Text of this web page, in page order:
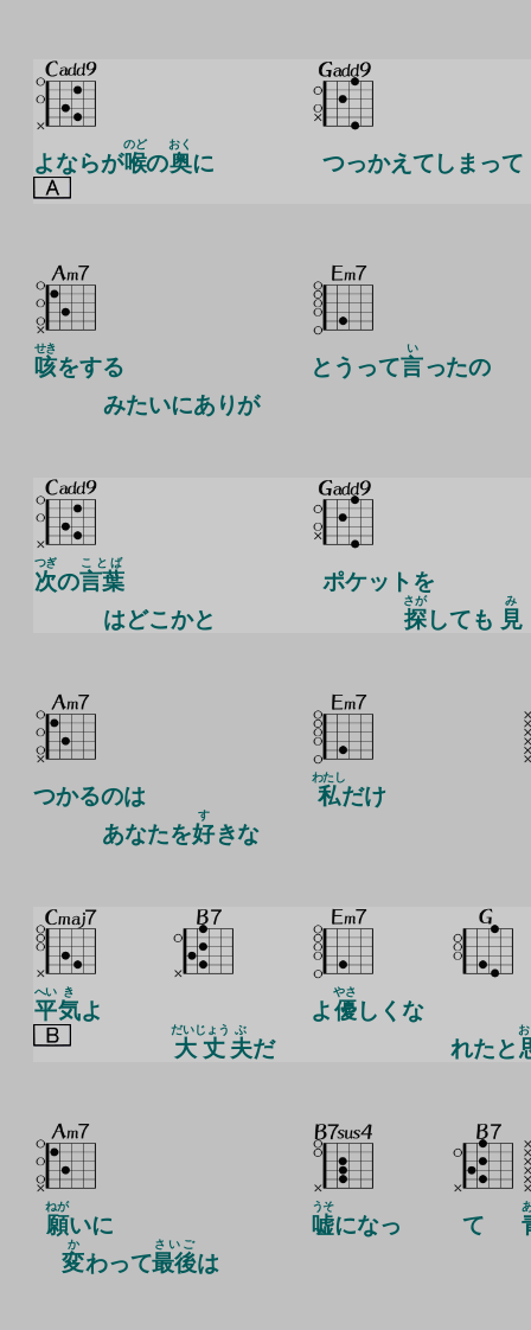
よならが喉
のど
の奥
おく
に つっかえてしまって
咳
せき
をする
みたいにありが
とうって言
い
ったの
次
つぎ
の言葉
ことば
はどこかと
ポケットを
探
さが
しても 見
み
つかるのは
あなたを好
す
きな
私
わたし
だけ
平
へい
気
き
よ
大丈
だいじょう
夫
ぶ
だ
よ優
やさ
しくな
れたと
願
ねが
いに
変
か
わって最後
さいご
は
嘘
うそ
になっ て